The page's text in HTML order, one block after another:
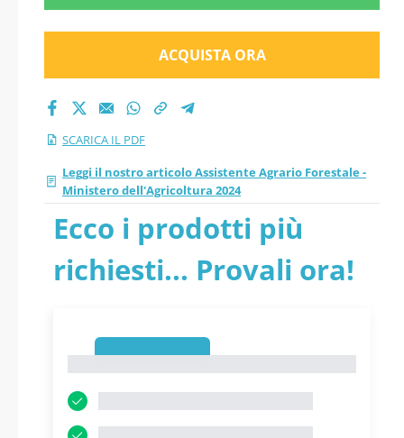
ACQUISTA ORA
SCARICA IL PDF
Leggi il nostro articolo Assistente Agrario Forestale -
Ministero dell'Agricoltura 2024
Ecco i prodotti più
richiesti... Provali ora!